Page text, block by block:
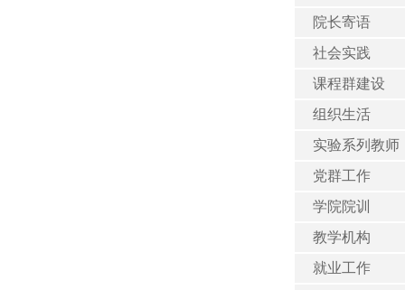
院长寄语
社会实践
课程群建设
组织生活
实验系列教师
党群工作
学院院训
教学机构
就业工作